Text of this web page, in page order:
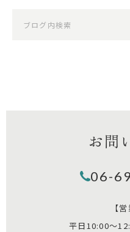
お問
06-
【
平日10:00～